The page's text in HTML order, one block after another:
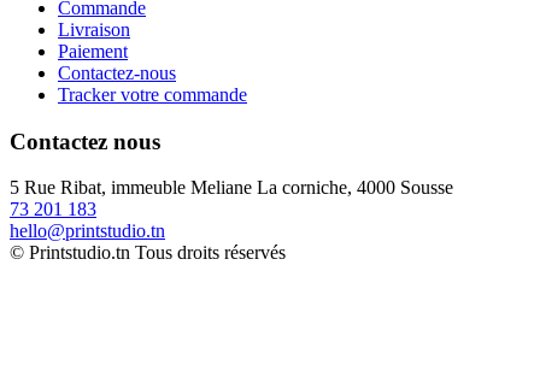
Commande
Livraison
Paiement
Contactez-nous
Tracker votre commande
Contactez nous
5 Rue Ribat, immeuble Meliane La corniche, 4000 Sousse
73 201 183
hello@printstudio.tn
© Printstudio.tn Tous droits réservés